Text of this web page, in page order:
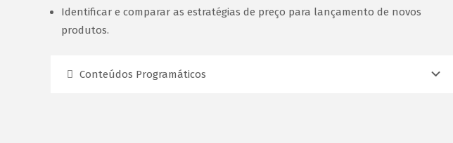
Identificar e comparar as estratégias de preço para lançamento de novos
produtos.
Conteúdos Programáticos